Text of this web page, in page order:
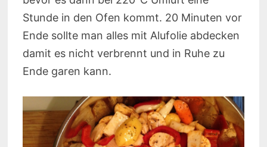
Stunde in den Ofen kommt. 20 Minuten vor
Ende sollte man alles mit Alufolie abdecken
damit es nicht verbrennt und in Ruhe zu
Ende garen kann.